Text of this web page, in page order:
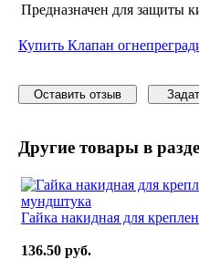
Предназначен для защиты
Купить Клапан
Оставить отзыв
Другие товары в
Гайка накидная для
136.50 руб.